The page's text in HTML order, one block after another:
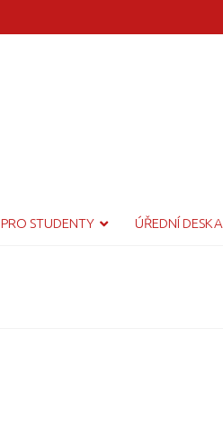
PRO STUDENTY ÚŘEDNÍ DESKA